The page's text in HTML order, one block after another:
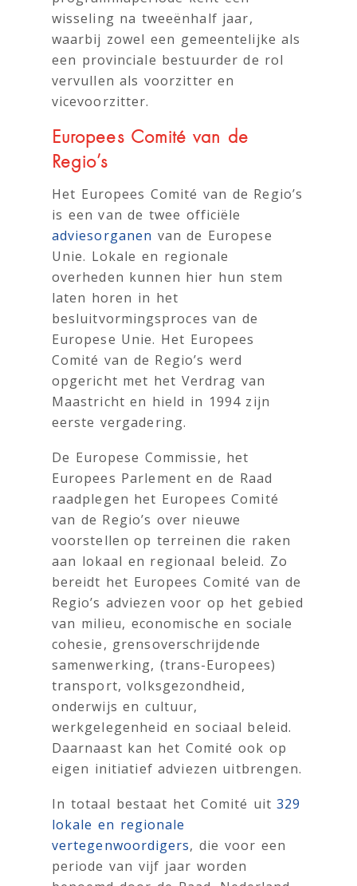
wisseling na tweeënhalf jaar,
waarbij zowel een gemeentelijke als
een provinciale bestuurder de rol
vervullen als voorzitter en
vicevoorzitter.
Europees Comité van de
Regio’s
Het Europees Comité van de Regio’s
is een van de twee officiële
adviesorganen van de Europese
Unie. Lokale en regionale
overheden kunnen hier hun stem
laten horen in het
besluitvormingsproces van de
Europese Unie. Het Europees
Comité van de Regio’s werd
opgericht met het Verdrag van
Maastricht en hield in 1994 zijn
eerste vergadering.
De Europese Commissie, het
Europees Parlement en de Raad
raadplegen het Europees Comité
van de Regio’s over nieuwe
voorstellen op terreinen die raken
aan lokaal en regionaal beleid. Zo
bereidt het Europees Comité van de
Regio’s adviezen voor op het gebied
van milieu, economische en sociale
cohesie, grensoverschrijdende
samenwerking, (trans-Europees)
transport, volksgezondheid,
onderwijs en cultuur,
werkgelegenheid en sociaal beleid.
Daarnaast kan het Comité ook op
eigen initiatief adviezen uitbrengen.
In totaal bestaat het Comité uit329
lokale en regionale
vertegenwoordigers, die voor een
periode van vijf jaar worden